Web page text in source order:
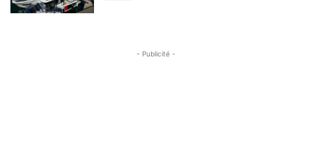
- Publicité -